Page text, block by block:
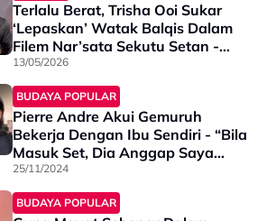
Terlalu Berat, Trisha Ooi Sukar
‘Lepaskan’ Watak Balqis Dalam
Filem Nar’sata Sekutu Setan -
“Dua Minggu Baru Rasa…”
13/05/2026
BUDAYA POPULAR
Pierre Andre Akui Gemuruh
Bekerja Dengan Ibu Sendiri - “Bila
Masuk Set, Dia Anggap Saya
Orang Lain Dan Saya Hormat
Dia”
25/11/2024
BUDAYA POPULAR